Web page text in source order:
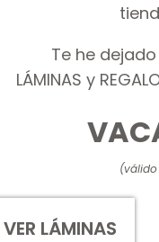
Te he
LÁMINAS y
VER LÁMINAS